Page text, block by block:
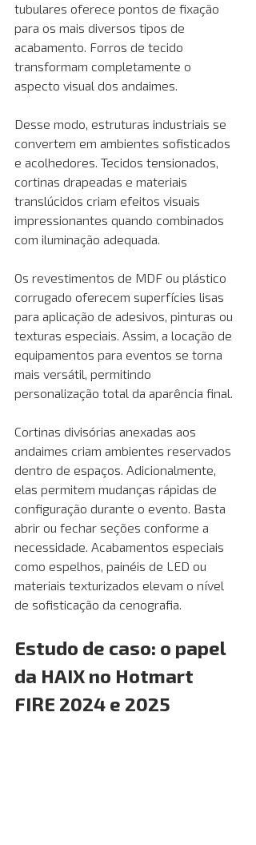
tubulares oferece pontos de fixação
para os mais diversos tipos de
acabamento. Forros de tecido
transformam completamente o
aspecto visual dos andaimes.
Desse modo, estruturas industriais se
convertem em ambientes sofisticados
e acolhedores. Tecidos tensionados,
cortinas drapeadas e materiais
translúcidos criam efeitos visuais
impressionantes quando combinados
com iluminação adequada.
Os revestimentos de MDF ou plástico
corrugado oferecem superfícies lisas
para aplicação de adesivos, pinturas ou
texturas especiais. Assim, a locação de
equipamentos para eventos se torna
mais versátil, permitindo
personalização total da aparência final.
Cortinas divisórias anexadas aos
andaimes criam ambientes reservados
dentro de espaços. Adicionalmente,
elas permitem mudanças rápidas de
configuração durante o evento. Basta
abrir ou fechar seções conforme a
necessidade. Acabamentos especiais
como espelhos, painéis de LED ou
materiais texturizados elevam o nível
de sofisticação da cenografia.
Estudo de caso: o papel
da HAIX no Hotmart
FIRE 2024 e 2025